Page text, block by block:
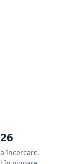
încercare.